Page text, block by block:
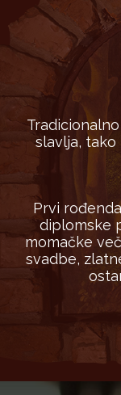
slavlja,
Prvi
diplomske
momačke
svadbe,